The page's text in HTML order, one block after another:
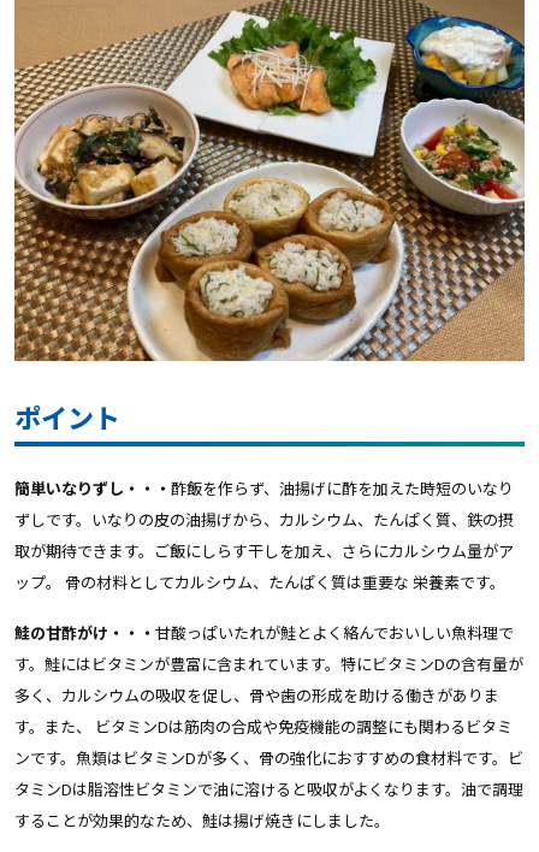
ポイント
簡単いなりずし・・・ 酢飯を作らず、油揚げに酢を加えた時短のいなり
ずしです。いなりの皮の油揚げから、カルシウム、たんぱく質、鉄の摂
取が期待できます。ご飯にしらす干しを加え、さらにカルシウム量がア
ップ。 骨の材料としてカルシウム、たんぱく質は重要な 栄養素です。
鮭の甘酢がけ・・・ 甘酸っぱいたれが鮭とよく絡んでおいしい魚料理で
す。鮭にはビタミンが豊富に含まれています。特にビタミンDの含有量が
多く、カルシウムの吸収を促し、骨や歯の形成を助ける働きがありま
す。また、 ビタミンDは筋肉の合成や免疫機能の調整にも関わるビタミ
ンです。魚類はビタミンDが多く、骨の強化におすすめの食材料です。ビ
タミンDは脂溶性ビタミンで油に溶けると吸収がよくなります。油で調理
することが効果的なため、鮭は揚げ焼きにしました。